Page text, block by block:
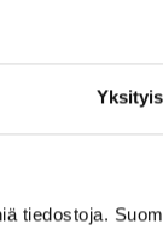
tiedostoja.